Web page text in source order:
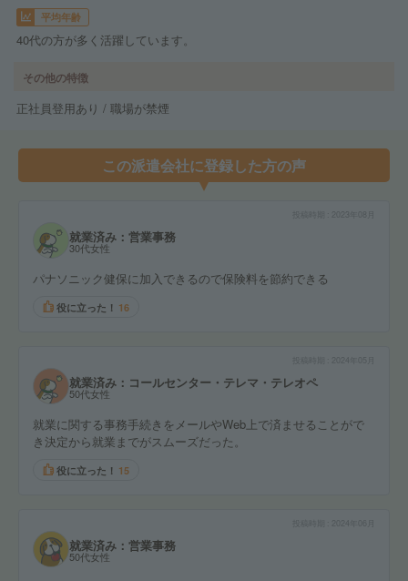
平均年齢
40代の方が多く活躍しています。
その他の特徴
正社員登用あり / 職場が禁煙
この派遣会社に登録した方の声
就業済み：営業事務
30代女性
パナソニック健保に加入できるので保険料を節約できる
役に立った！ 16
2024年05月
就業済み：コールセンター・テレマ・テレオペ
50代女性
就業に関する事務手続きをメールやWeb上で済ませることがで
き決定から就業までがスムーズだった。
役に立った！ 15
2024年06月
就業済み：営業事務
50代女性